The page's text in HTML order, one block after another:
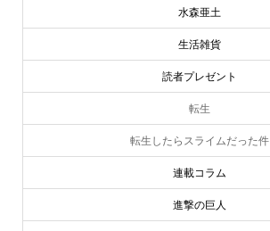
水森亜土
生活雑貨
読者プレゼント
転生
転生したらスライムだった件
連載コラム
進撃の巨人